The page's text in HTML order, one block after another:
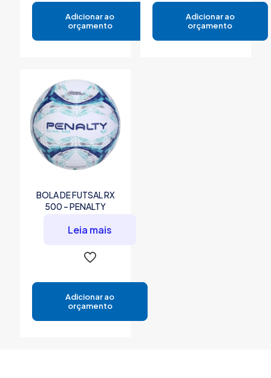
Adicionar ao
orçamento
Adicionar ao
orçamento
BOLA DE FUTSAL RX
500 – PENALTY
Leia mais
Adicionar ao
orçamento